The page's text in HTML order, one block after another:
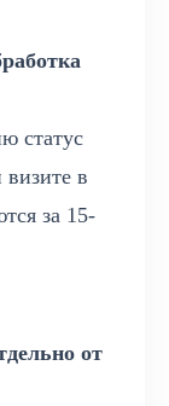
статус
визите в
за 15-
от